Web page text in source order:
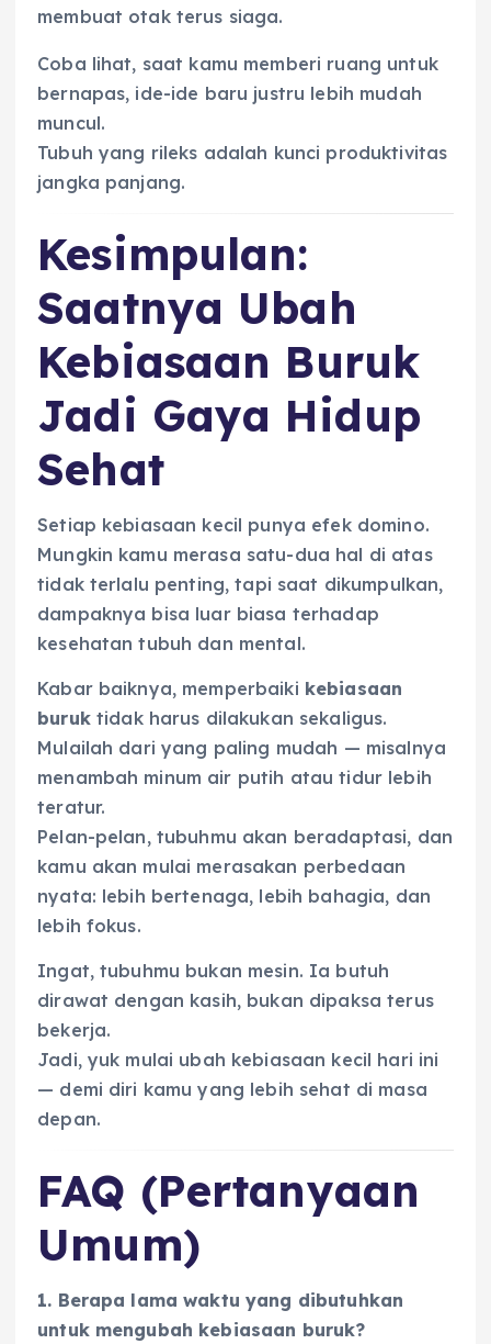
membuat otak terus siaga.
Coba lihat, saat kamu memberi ruang untuk
bernapas, ide-ide baru justru lebih mudah
muncul.
Tubuh yang rileks adalah kunci produktivitas
jangka panjang.
Kesimpulan:
Saatnya Ubah
Kebiasaan Buruk
Jadi Gaya Hidup
Sehat
Setiap kebiasaan kecil punya efek domino.
Mungkin kamu merasa satu-dua hal di atas
tidak terlalu penting, tapi saat dikumpulkan,
dampaknya bisa luar biasa terhadap
kesehatan tubuh dan mental.
Kabar baiknya, memperbaiki kebiasaan
buruktidak harus dilakukan sekaligus.
Mulailah dari yang paling mudah — misalnya
menambah minum air putih atau tidur lebih
teratur.
Pelan-pelan, tubuhmu akan beradaptasi, dan
kamu akan mulai merasakan perbedaan
nyata: lebih bertenaga, lebih bahagia, dan
lebih fokus.
Ingat, tubuhmu bukan mesin. Ia butuh
dirawat dengan kasih, bukan dipaksa terus
bekerja.
Jadi, yuk mulai ubah kebiasaan kecil hari ini
— demi diri kamu yang lebih sehat di masa
depan.
FAQ (Pertanyaan
Umum)
1. Berapa lama waktu yang dibutuhkan
untuk mengubah kebiasaan buruk?